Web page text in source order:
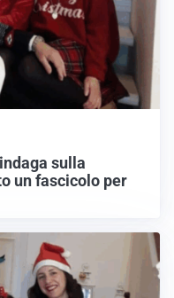
sulla
un fascicolo per